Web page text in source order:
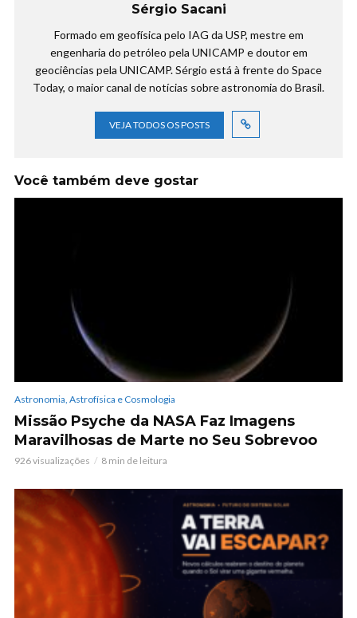
Sérgio Sacani
Formado em geofísica pelo IAG da USP, mestre em
engenharia do petróleo pela UNICAMP e doutor em
geociências pela UNICAMP. Sérgio está à frente do Space
Today, o maior canal de notícias sobre astronomia do Brasil.
VEJA TODOS OS POSTS
Você também deve gostar
Astronomia, Astrofísica e Cosmologia
Missão Psyche da NASA Faz Imagens
Maravilhosas de Marte no Seu Sobrevoo
926 visualizações 8 min de leitura